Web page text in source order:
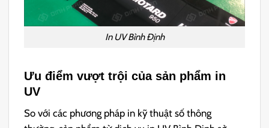
In UV Bình Định
Ưu điểm vượt trội của sản phẩm in
UV
So với các phương pháp in kỹ thuật số thông